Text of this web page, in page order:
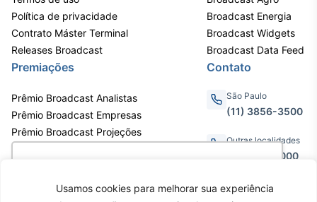
como você interage em nosso site e
Usamos cookies para melhorar sua experiência
Política de privacidade
Contrato Máster Terminal
Releases Broadcast
Broadcast Energia
Broadcast Widgets
Broadcast Data Feed
Premiações
Prêmio Broadcast Analistas
Prêmio Broadcast Empresas
Prêmio Broadcast Projeções
Contato
São Paulo
(11) 3856-3500
Outras localidades
0800.011.3000